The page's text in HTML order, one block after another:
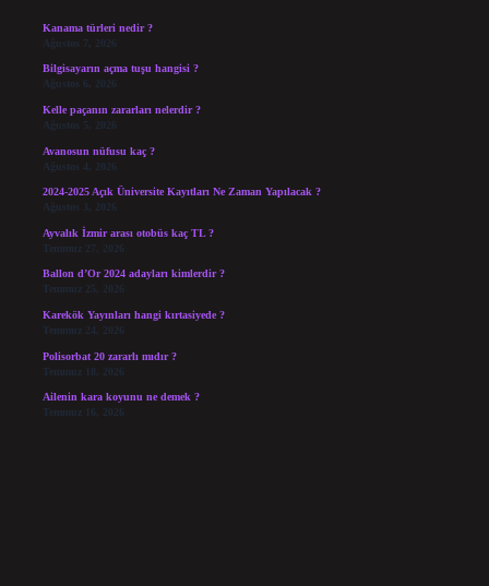
Kanama türleri nedir ?
Ağustos 7, 2026
Bilgisayarın açma tuşu hangisi ?
Ağustos 6, 2026
Kelle paçanın zararları nelerdir ?
Ağustos 5, 2026
Avanosun nüfusu kaç ?
Ağustos 4, 2026
2024-2025 Açık Üniversite Kayıtları Ne Zaman Yapılacak ?
Ağustos 3, 2026
Ayvalık İzmir arası otobüs kaç TL ?
Temmuz 27, 2026
Ballon d’Or 2024 adayları kimlerdir ?
Temmuz 25, 2026
Karekök Yayınları hangi kırtasiyede ?
Temmuz 24, 2026
Polisorbat 20 zararlı mıdır ?
Temmuz 18, 2026
Ailenin kara koyunu ne demek ?
Temmuz 16, 2026